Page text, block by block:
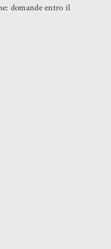
domande entro il